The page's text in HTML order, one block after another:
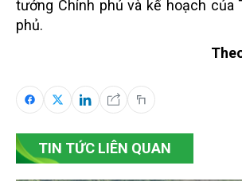
tướng Chính phủ và kế hoạch của
phủ.
TIN TỨC LIÊN QUAN